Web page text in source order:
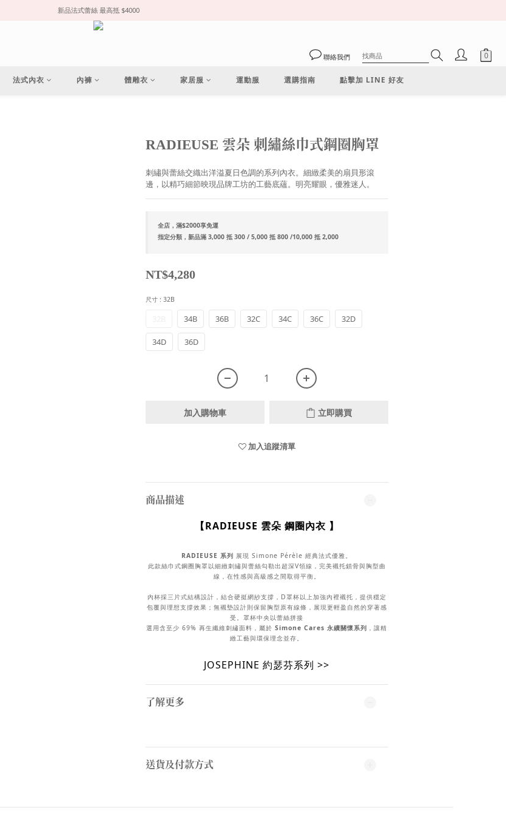
新品法式蕾絲 最高抵 $4000
聯絡我們
法式內衣 內褲 體雕衣 家居服 運動服 選購指南 點擊加 LINE 好友
RADIEUSE 雲朵 刺繡絲巾式鋼圈胸罩
刺繡與蕾絲交織出洋溢夏日色調的系列內衣。細緻柔美的扇貝形滾
邊，以精巧細節映現品牌工坊的工藝底蘊。明亮耀眼，優雅迷人。
全店，滿$2000享免運
指定分類，新品滿 3,000 抵 300 / 5,000 抵 800 /10,000 抵 2,000
NT$4,280
尺寸 : 32B
34B 36B 32C 34C 36C 32D
34D 36D
加入購物車 立即購買
加入追蹤清單
商品描述
【RADIEUSE 雲朵 鋼圈內衣 】
RADIEUSE 系列 展現 Simone Pérèle 經典法式優雅。
此款絲巾式鋼圈胸罩以細緻刺繡與蕾絲勾勒出超深V領線，完美襯托鎖骨與胸型曲
線，在性感與高級感之間取得平衡。
內杯採三片式結構設計，結合硬挺網紗支撐，D罩杯以上加強內裡襯托，提供穩定
包覆與理想支撐效果；無襯墊設計則保留胸型原有線條，展現更輕盈自然的穿著感
受。罩杯中央以蕾絲拼接
選用含至少 69% 再生纖維刺繡面料，屬於 Simone Cares 永續關懷系列 ，讓精
緻工藝與環保理念並存。
JOSEPHINE 約瑟芬系列 >>
了解更多
送貨及付款方式